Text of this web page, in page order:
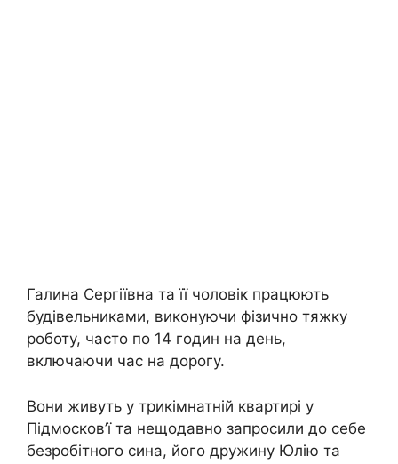
Галина Сергіївна та її чоловік працюють
будівельниками, виконуючи фізично тяжку
роботу, часто по 14 годин на день,
включаючи час на дорогу.
Вони живуть у трикімнатній квартирі у
Підмосков’ї та нещодавно запросили до себе
безробітного сина, його дружину Юлію та